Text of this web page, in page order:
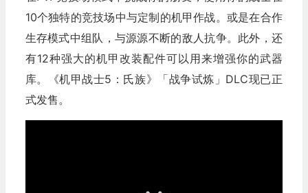
10个独特的竞技场中与定制的机甲作战。或是在合作
生存模式中组队，与源源不断的敌人抗争。此外，还
有12种强大的机甲改装配件可以用来增强你的武器
库。《机甲战士5：氏族》「战争试炼」DLC现已正
式发售。